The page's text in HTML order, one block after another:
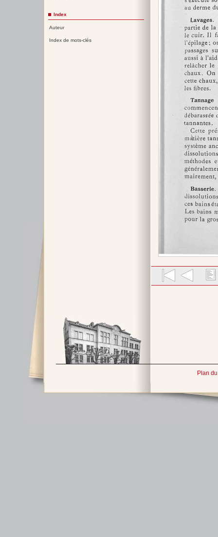
Index
Auteur
Index de mots-clés
Plan